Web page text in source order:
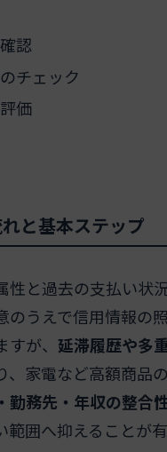
認
チェック
価
と基本ステップ
と過去の支払い状
のうえで信用情報の
が、 延滞履歴や多
、家電など高額商品
勤務先・年収の整合
範囲へ抑えることが